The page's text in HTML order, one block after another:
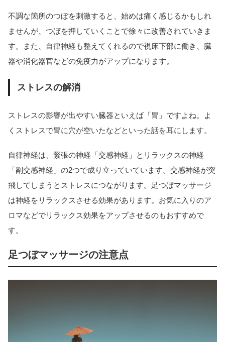
不調な箇所のつぼを刺激すると、始めは痛く感じるかもしれ
ませんが、つぼを押していくことで徐々に改善されていきま
す。また、自律神経も整えてくれるので視床下部に働き、臓
器や消化器官などの免疫力がアップになります。
ストレスの解消
ストレスの影響が出やすい臓器といえば「胃」ですよね。よ
くストレスで胃に穴が空いたなどといった話を耳にします。
自律神経は、緊張の神経「交感神経」とリラックスの神経
「副交感神経」の2つで成り立っていています。交感神経が突
飛してしまうとストレスにつながります。足つぼマッサージ
は神経をリラックスさせる効果があります。お気に入りのア
ロマなどでリラックス効果をアップさせるのもおすすめで
す。
足つぼマッサージの注意点